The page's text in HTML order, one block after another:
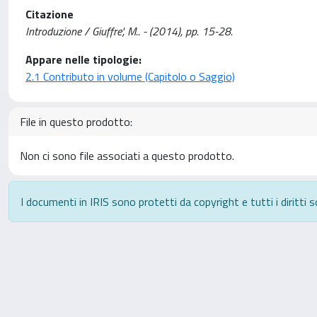
Citazione
Introduzione / Giuffre', M.. - (2014), pp. 15-28.
Appare nelle tipologie:
2.1 Contributo in volume (Capitolo o Saggio)
File in questo prodotto:
Non ci sono file associati a questo prodotto.
I documenti in IRIS sono protetti da copyright e tutti i diritti